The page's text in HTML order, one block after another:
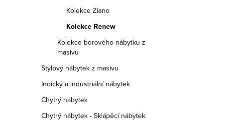
Kolekce Ziano
Kolekce Renew
Kolekce borového nábytku z
masivu
Stylový nábytek z masivu
Indický a industriální nábytek
Chytrý nábytek
Chytrý nábytek - Sklápěcí nábytek